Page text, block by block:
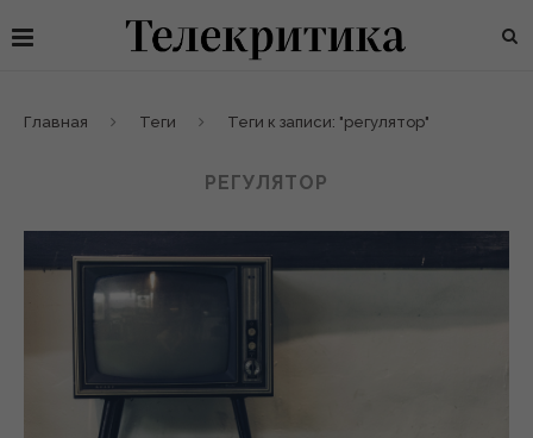
Главная Теги Теги к записи: "регулятор"
РЕГУЛЯТОР